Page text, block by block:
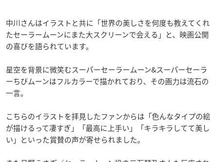
中川さんはイラストと共に「世界の美しさを何度も教えてくれ
たセーラームーンにまた大スクリーンで会える」と、映画公開
の喜びを語られています。
星空を背景に微笑むスーパーセーラームーン&スーパーセーラ
ーちびムーンはフルカラーで描かれており、その画力は流石の
一言。
こちらのイラストを拝見したファンからは「色んなタイプの絵
が描けるって凄すぎ」「最高に上手い」「キラキラしてて美し
い」といった賞賛の声が寄せられました。